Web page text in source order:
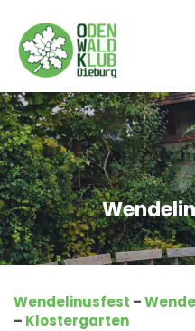
Wendelinusfest –
– Klostergarten